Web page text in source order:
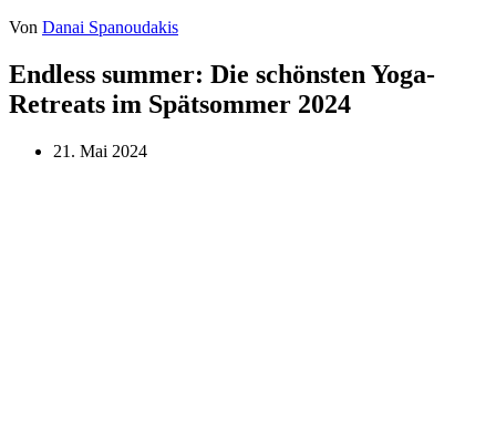
Von Danai Spanoudakis
Endless summer: Die schönsten Yoga-
Retreats im Spätsommer 2024
21. Mai 2024